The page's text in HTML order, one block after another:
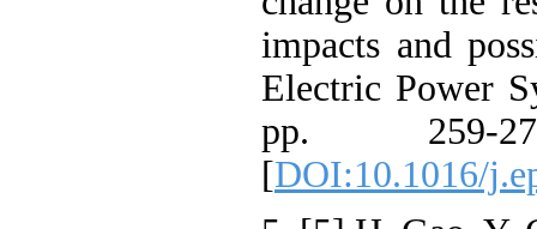
impacts and
Electric Power
pp.
[DOI:10.1016/